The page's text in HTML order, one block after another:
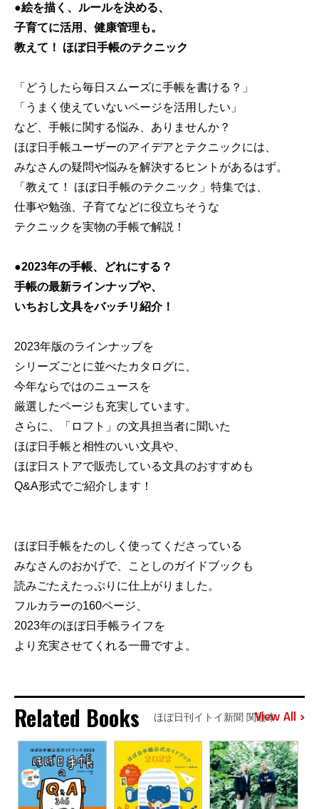
●絵を描く、ルールを決める、
子育てに活用、健康管理も。
教えて！ ほぼ日手帳のテクニック
「どうしたら毎日スムーズに手帳を書ける？」
「うまく使えていないページを活用したい」
など、手帳に関する悩み、ありませんか？
ほぼ日手帳ユーザーのアイデアとテクニックには、
みなさんの疑問や悩みを解決するヒントがあるはず。
「教えて！ ほぼ日手帳のテクニック」特集では、
仕事や勉強、子育てなどに役立ちそうな
テクニックを実物の手帳で解説！
●2023年の手帳、どれにする？
手帳の最新ラインナップや、
いちおし文具をバッチリ紹介！
2023年版のラインナップを
シリーズごとに並べたカタログに、
今年ならではのニュースを
厳選したページも充実しています。
さらに、「ロフト」の文具担当者に聞いた
ほぼ日手帳と相性のいい文具や、
ほぼ日ストアで販売している文具のおすすめも
Q&A形式でご紹介します！
ほぼ日手帳をたのしく使ってくださっている
みなさんのおかげで、ことしのガイドブックも
読みごたえたっぷりに仕上がりました。
フルカラーの160ページ、
2023年のほぼ日手帳ライフを
より充実させてくれる一冊ですよ。
Related Books ほぼ日刊イトイ新聞 関連本
View All